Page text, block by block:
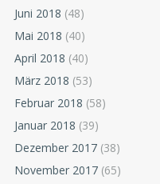
Juni 2018 (48)
Mai 2018 (40)
April 2018 (40)
März 2018 (53)
Februar 2018 (58)
Januar 2018 (39)
Dezember 2017 (38)
November 2017 (65)